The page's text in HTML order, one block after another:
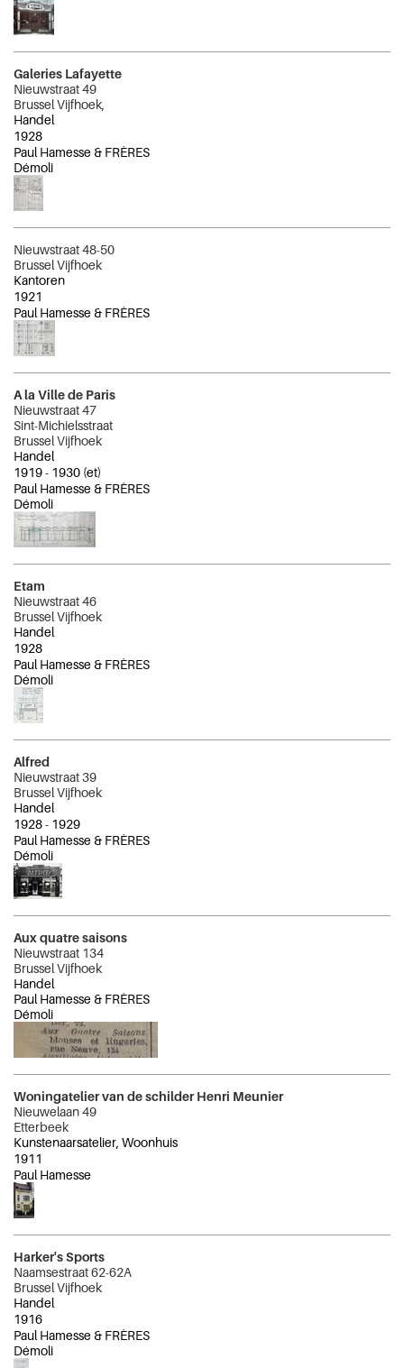
Galeries Lafayette
Nieuwstraat 49
Brussel Vijfhoek,
Handel
1928
Paul Hamesse & FRÈRES
Démoli
Nieuwstraat 48-50
Brussel Vijfhoek
Kantoren
1921
Paul Hamesse & FRÈRES
A la Ville de Paris
Nieuwstraat 47
Sint-Michielsstraat
Brussel Vijfhoek
Handel
1919- 1930 (et)
Paul Hamesse & FRÈRES
Démoli
Etam
Nieuwstraat 46
Brussel Vijfhoek
Handel
1928
Paul Hamesse & FRÈRES
Démoli
Alfred
Nieuwstraat 39
Brussel Vijfhoek
Handel
1928- 1929
Paul Hamesse & FRÈRES
Démoli
Aux quatre saisons
Nieuwstraat 134
Brussel Vijfhoek
Handel
Paul Hamesse & FRÈRES
Démoli
Woningatelier van de schilder Henri Meunier
Nieuwelaan 49
Etterbeek
Kunstenaarsatelier, Woonhuis
1911
Paul Hamesse
Harker's Sports
Naamsestraat 62-62A
Brussel Vijfhoek
Handel
1916
Paul Hamesse & FRÈRES
Démoli